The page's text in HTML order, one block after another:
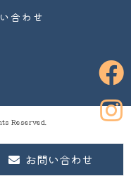
お問い合わせ
合わせ
Reserved.